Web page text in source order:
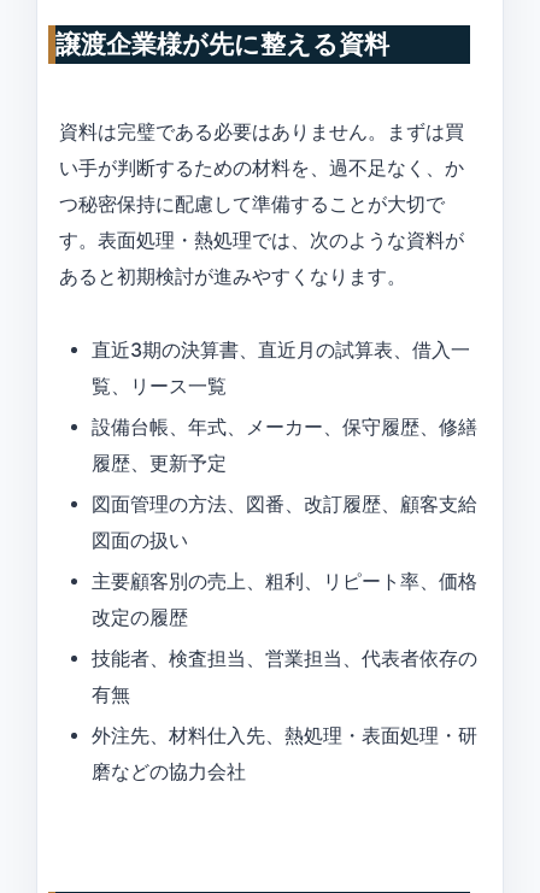
譲渡企業様が先に整える資料
資料は完璧である必要はありません。まずは買
い手が判断するための材料を、過不足なく、か
つ秘密保持に配慮して準備することが大切で
す。表面処理・熱処理では、次のような資料が
あると初期検討が進みやすくなります。
直近3期の決算書、直近月の試算表、借入一
覧、リース一覧
設備台帳、年式、メーカー、保守履歴、修繕
履歴、更新予定
図面管理の方法、図番、改訂履歴、顧客支給
図面の扱い
主要顧客別の売上、粗利、リピート率、価格
改定の履歴
技能者、検査担当、営業担当、代表者依存の
有無
外注先、材料仕入先、熱処理・表面処理・研
磨などの協力会社